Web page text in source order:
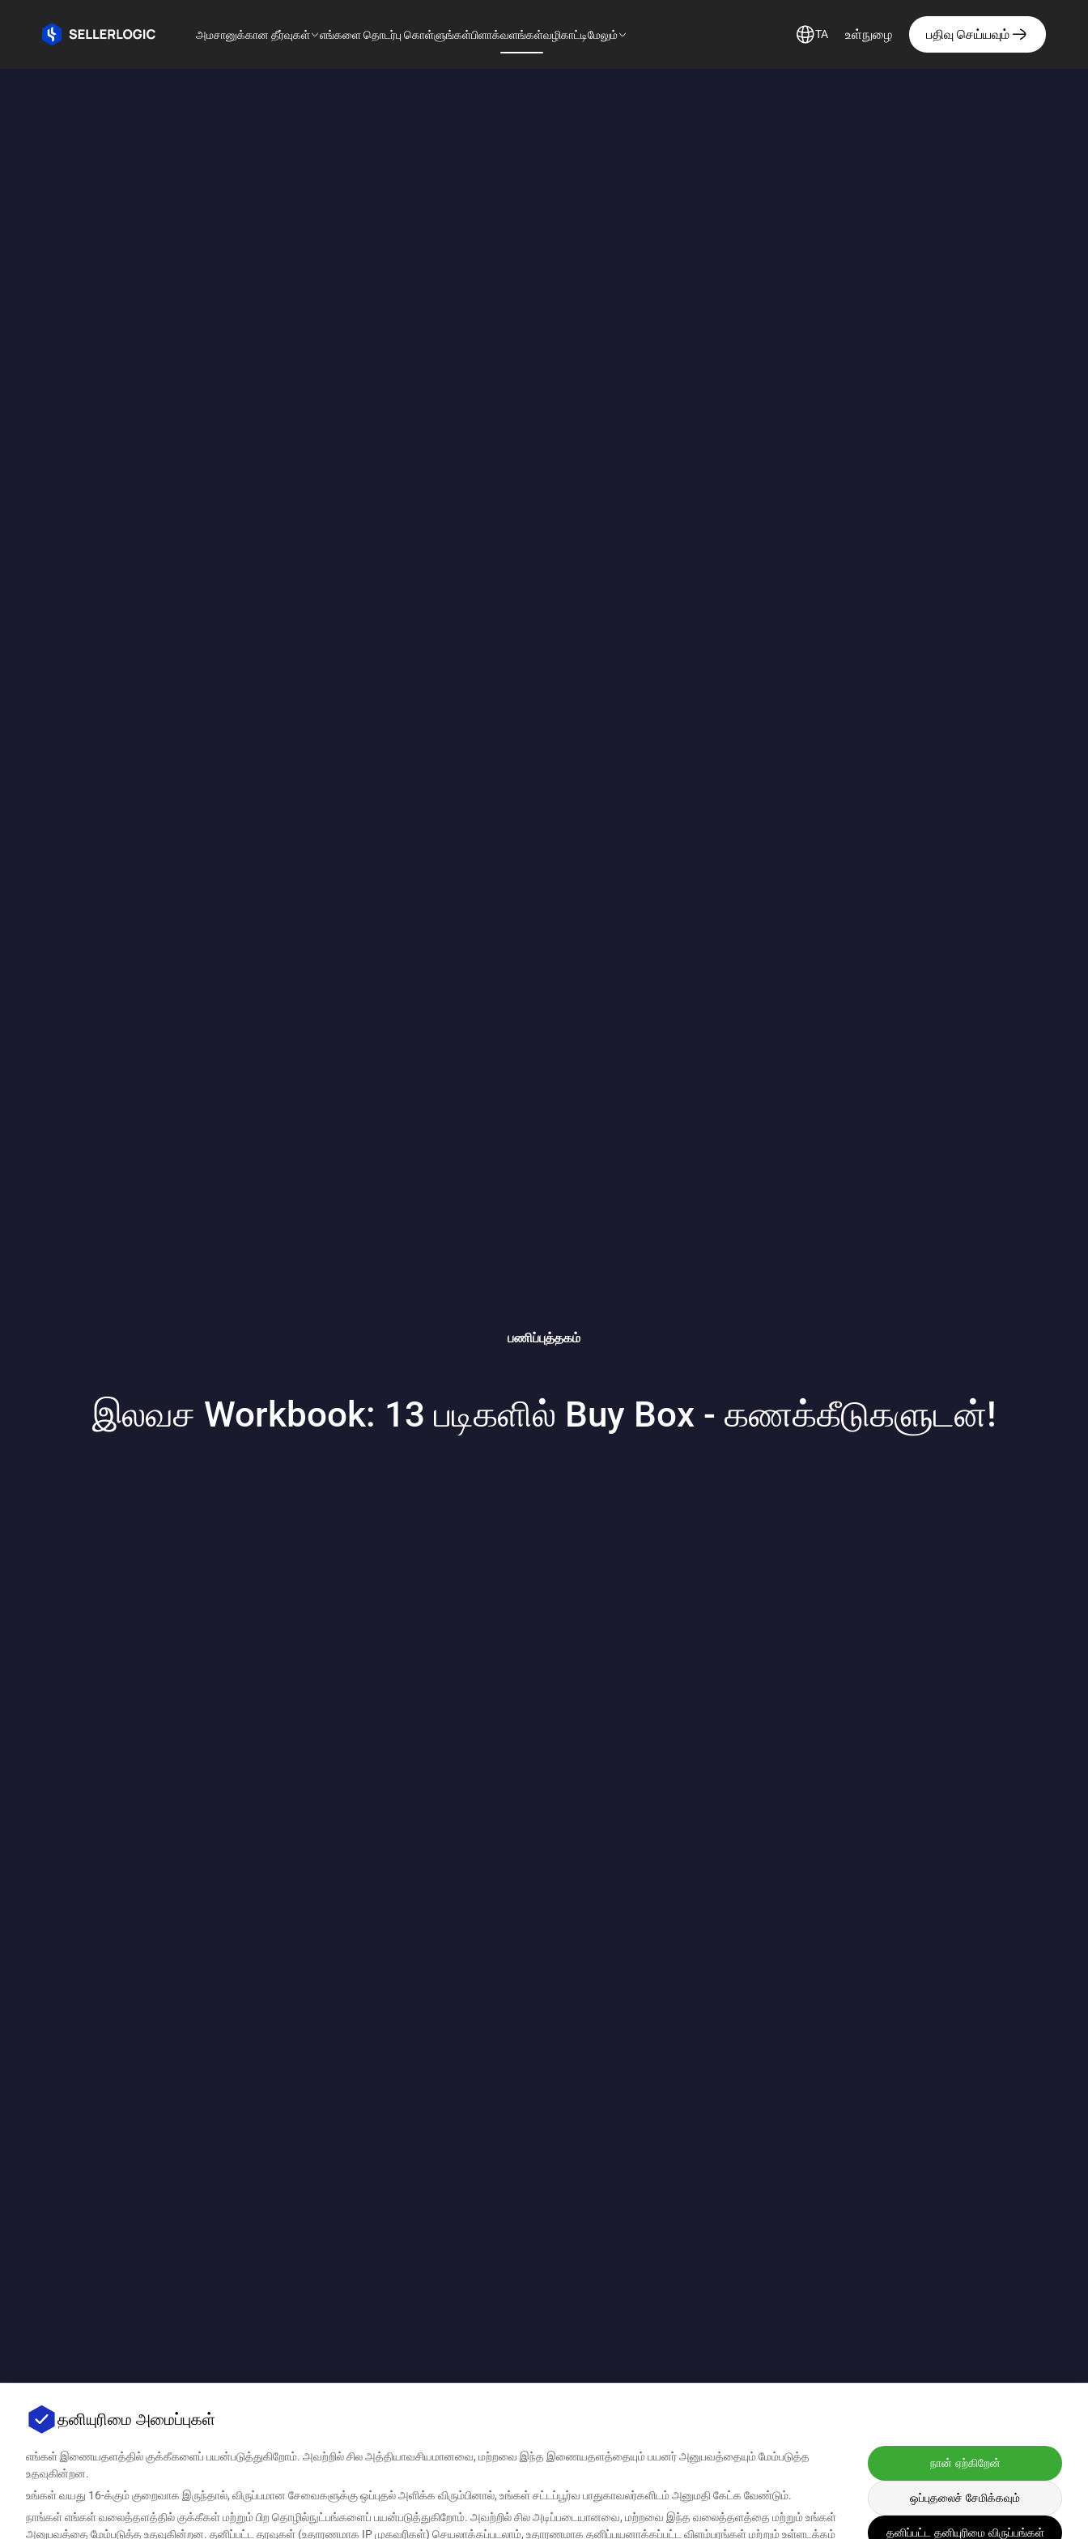
அமசானுக்கான தீர்வுகள் எங்களை தொடர்பு கொள்ளுங்கள்பிளாக்வளங்கள்வழிகாட்டிமேலும் TA உள்நுழை பதிவு செய்யவும்
பணிப்புத்தகம்
இலவச Workbook: 13 படிகளில் Buy Box - கணக்கீடுகளுடன்!
தனியுரிமை அமைப்புகள்
எங்கள் இணையதளத்தில் குக்கீகளைப் பயன்படுத்துகிறோம். அவற்றில் சில அத்தியாவசியமானவை, மற்றவை இந்த இணையதளத்தையும் பயனர் அனுபவத்தையும் மேம்படுத்த
உதவுகின்றன.
உங்கள் வயது 16-க்கும் குறைவாக இருந்தால், விருப்பமான சேவைகளுக்கு ஒப்புதல் அளிக்க விரும்பினால், உங்கள் சட்டப்பூர்வ பாதுகாவலர்களிடம் அனுமதி கேட்க வேண்டும்.
நாங்கள் எங்கள் வலைத்தளத்தில் குக்கீகள் மற்றும் பிற தொழில்நுட்பங்களைப் பயன்படுத்துகிறோம். அவற்றில் சில அடிப்படையானவை, மற்றவை இந்த வலைத்தளத்தை மற்றும் உங்கள்
அனுபவத்தை மேம்படுத்த உதவுகின்றன. தனிப்பட்ட தரவுகள் (உதாரணமாக IP முகவரிகள்) செயலாக்கப்படலாம், உதாரணமாக தனிப்பயனாக்கப்பட்ட விளம்பரங்கள் மற்றும் உள்ளடக்கம்
நான் ஏற்கிறேன்
ஒப்புதலைச் சேமிக்கவும்
தனிப்பட்ட தனியுரிமை விருப்பங்கள்